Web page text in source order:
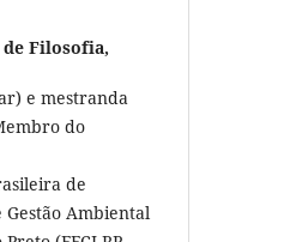
de Filosofia,
e mestranda
do
de
Gestão Ambiental